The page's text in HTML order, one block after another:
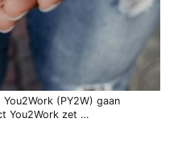
(PY2W) gaan
You2Work zet …